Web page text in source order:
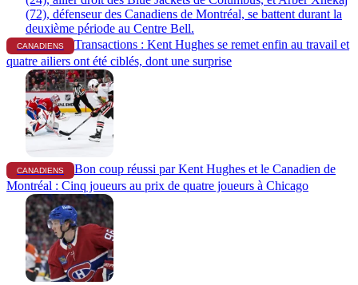
CANADIENS
Transactions : Kent Hughes se remet enfin au travail et
quatre ailiers ont été ciblés, dont une surprise
CANADIENS
Bon coup réussi par Kent Hughes et le Canadien de
Montréal : Cinq joueurs au prix de quatre joueurs à Chicago